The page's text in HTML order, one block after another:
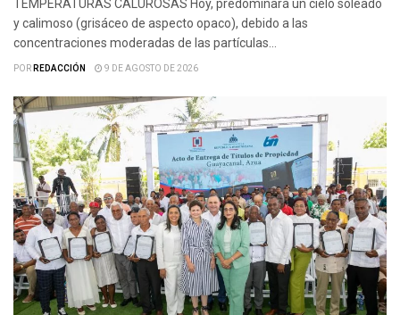
TEMPERATURAS CALUROSAS Hoy, predominará un cielo soleado
y calimoso (grisáceo de aspecto opaco), debido a las
concentraciones moderadas de las partículas...
PORREDACCIÓN 9 DE AGOSTO DE 2026